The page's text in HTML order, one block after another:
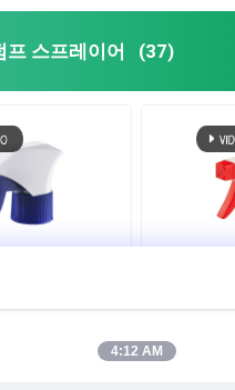
프 스프레이어 (37)
플라스틱 방
이어 정원/
서 만들었습
빨간 백
프레이어
4:12 AM